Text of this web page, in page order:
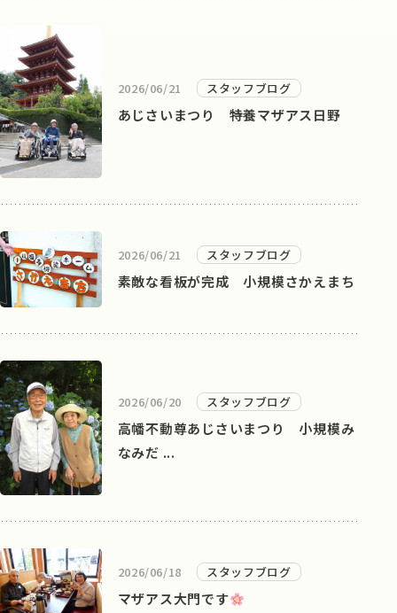
2026/06/21 スタッフブログ
あじさいまつり 特養マザアス日野
2026/06/21 スタッフブログ
素敵な看板が完成 小規模さかえまち
2026/06/20 スタッフブログ
高幡不動尊あじさいまつり 小規模み
なみだ ...
2026/06/18 スタッフブログ
マザアス大門です